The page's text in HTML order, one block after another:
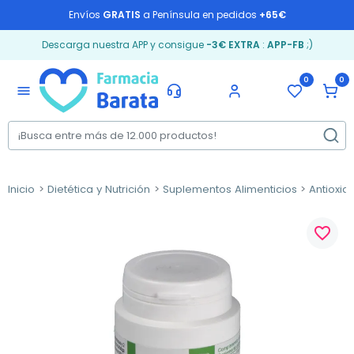
Envíos GRATIS a Península en pedidos +65€
Descarga nuestra APP y consigue -3€ EXTRA: APP-FB ;)
menu
0 0
Inicio Dietética y Nutrición Suplementos Alimenticios
favorite_border